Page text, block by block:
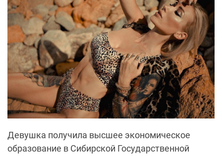
Девушка получила высшее экономическое
образование в Сибирской Государственной